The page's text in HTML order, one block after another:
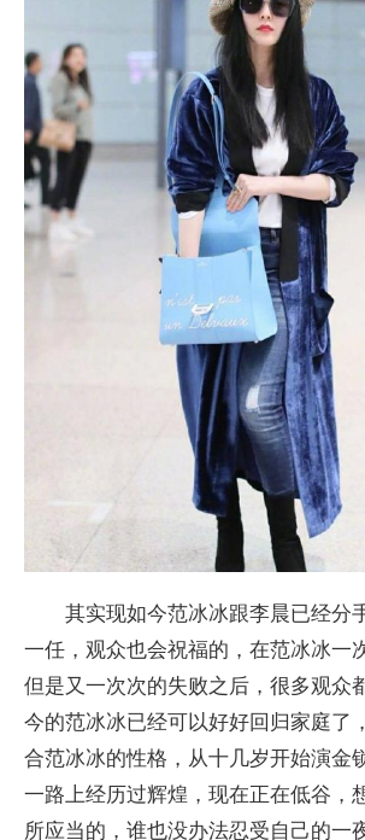
其实现如今范冰冰跟李晨已经分
一任，观众也会祝福的，在范冰冰一
但是又一次次的失败之后，很多观众
今的范冰冰已经可以好好回归家庭了
合范冰冰的性格，从十几岁开始演金
一路上经历过辉煌，现在正在低谷，
所应当的，谁也没办法忍受自己的一